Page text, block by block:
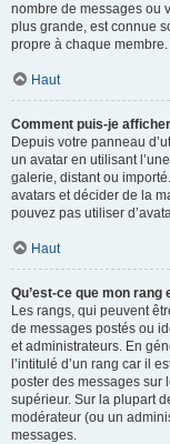
nombre de messages ou
plus grande, est connue
propre à chaque membre.
Haut
Comment puis-je
Depuis votre panneau
un avatar en utilisant
galerie, distant ou
avatars et décider de la
pouvez pas utiliser
Haut
Qu’est-ce que mon
Les rangs, qui peuvent
de messages postés ou
et administrateurs. En
l’intitulé d’un rang car il
poster des messages sur
supérieur. Sur la plupart
modérateur (ou un
messages.